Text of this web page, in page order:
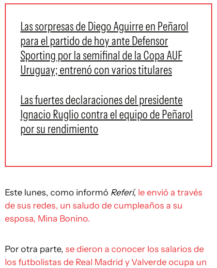
Las sorpresas de Diego Aguirre en Peñarol
para el partido de hoy ante Defensor
Sporting por la semifinal de la Copa AUF
Uruguay; entrenó con varios titulares
Las fuertes declaraciones del presidente
Ignacio Ruglio contra el equipo de Peñarol
por su rendimiento
Este lunes, como informó Referí, le envió a través
de sus redes, un saludo de cumpleaños a su
esposa, Mina Bonino.
Por otra parte, se dieron a conocer los salarios de
los futbolistas de Real Madrid y Valverde ocupa un